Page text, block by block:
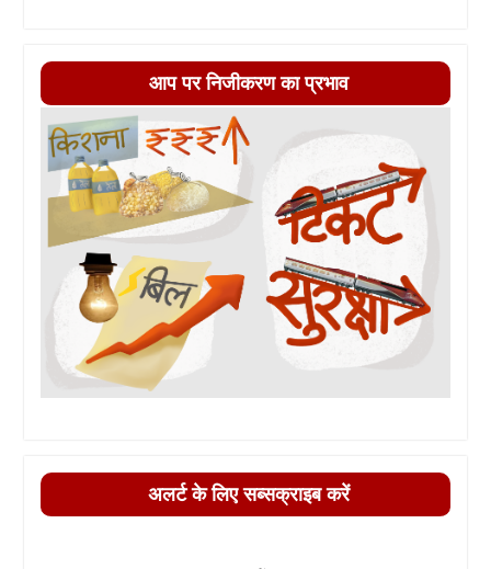
आप पर निजीकरण का प्रभाव
अलर्ट के लिए सब्सक्राइब करें